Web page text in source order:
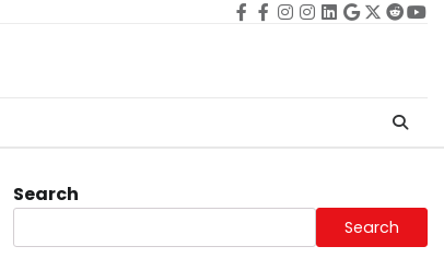
Facebook
facebook
Instagram
instagram
Linkedin
google
Twitter
reddit
Search
Search